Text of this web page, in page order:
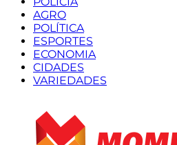
AGRO
POLÍTICA
ESPORTES
ECONOMIA
CIDADES
VARIEDADES